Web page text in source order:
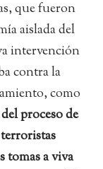
que fueron
aislada del
intervención
contra la
como
proceso de
tomas a viva